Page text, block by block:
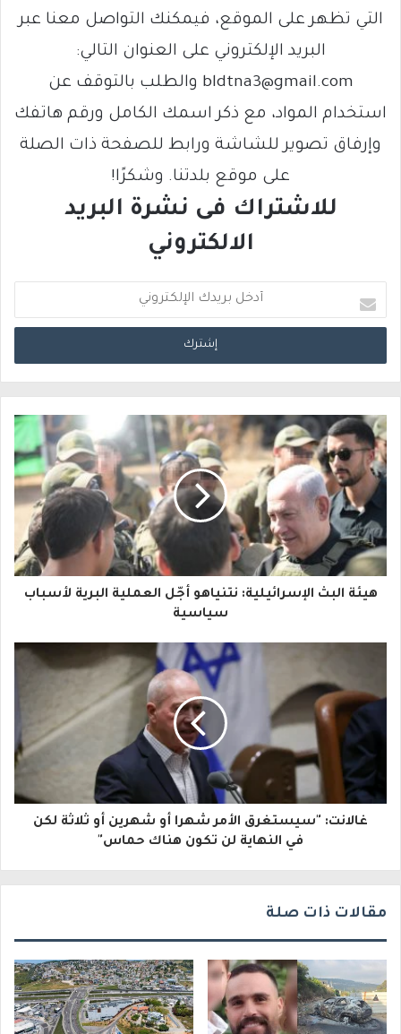
التي تظهر على الموقع، فيمكنك التواصل معنا عبر
البريد الإلكتروني على العنوان التالي:
bldtna3@gmail.com والطلب بالتوقف عن
استخدام المواد، مع ذكر اسمك الكامل ورقم هاتفك
وإرفاق تصوير للشاشة ورابط للصفحة ذات الصلة
على موقع بلدتنا. وشكرًا!
للاشتراك فى نشرة البريد
الالكتروني
د
خ
ب
ر
ي
ك
ا
إ
ك
ت
و
هيئة البث الإسرائيلية: نتنياهو أجّل العملية البرية لأسباب
سياسية
غالانت: "سيستغرق الأمر شهرا أو شهرين أو ثلاثة لكن
في النهاية لن تكون هناك حماس"
مقالات ذات صلة